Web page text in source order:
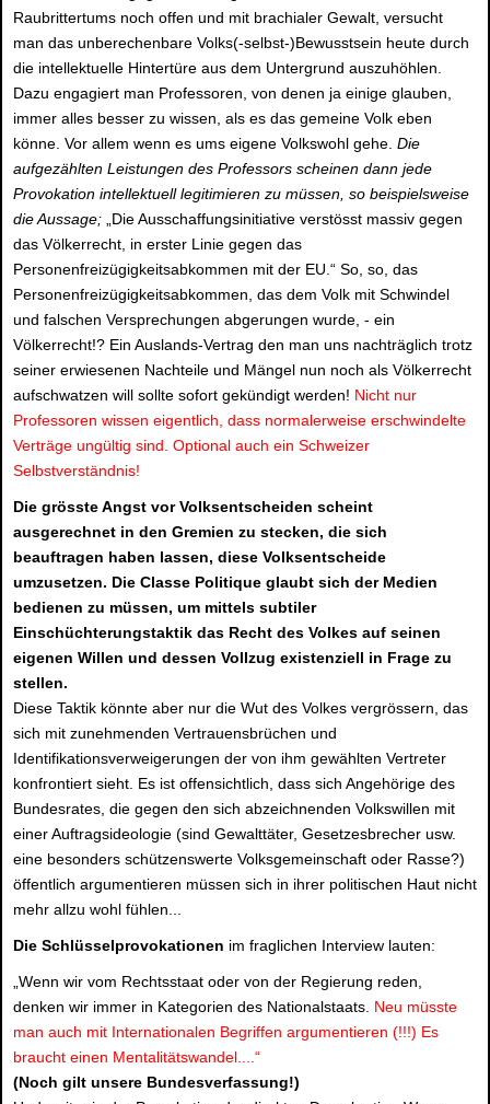
Raubrittertums noch offen und mit brachialer Gewalt, versucht
man das unberechenbare Volks(-selbst-)Bewusstsein heute durch
die intellektuelle Hintertüre aus dem Untergrund auszuhöhlen.
Dazu engagiert man Professoren, von denen ja einige glauben,
immer alles besser zu wissen, als es das gemeine Volk eben
könne. Vor allem wenn es ums eigene Volkswohl gehe. Die
aufgezählten Leistungen des Professors scheinen dann jede
Provokation intellektuell legitimieren zu müssen, so beispielsweise
die Aussage; „Die Ausschaffungsinitiative verstösst massiv gegen
das Völkerrecht, in erster Linie gegen das
Personenfreizügigkeitsabkommen mit der EU.“ So, so, das
Personenfreizügigkeitsabkommen, das dem Volk mit Schwindel
und falschen Versprechungen abgerungen wurde, - ein
Völkerrecht!? Ein Auslands-Vertrag den man uns nachträglich trotz
seiner erwiesenen Nachteile und Mängel nun noch als Völkerrecht
aufschwatzen will sollte sofort gekündigt werden! Nicht nur
Professoren wissen eigentlich, dass normalerweise erschwindelte
Verträge ungültig sind. Optional auch ein Schweizer
Selbstverständnis!
Die grösste Angst vor Volksentscheiden scheint
ausgerechnet in den Gremien zu stecken, die sich
beauftragen haben lassen, diese Volksentscheide
umzusetzen. Die Classe Politique glaubt sich der Medien
bedienen zu müssen, um mittels subtiler
Einschüchterungstaktik das Recht des Volkes auf seinen
eigenen Willen und dessen Vollzug existenziell in Frage zu
stellen.
Diese Taktik könnte aber nur die Wut des Volkes vergrössern, das
sich mit zunehmenden Vertrauensbrüchen und
Identifikationsverweigerungen der von ihm gewählten Vertreter
konfrontiert sieht. Es ist offensichtlich, dass sich Angehörige des
Bundesrates, die gegen den sich abzeichnenden Volkswillen mit
einer Auftragsideologie (sind Gewalttäter, Gesetzesbrecher usw.
eine besonders schützenswerte Volksgemeinschaft oder Rasse?)
öffentlich argumentieren müssen sich in ihrer politischen Haut nicht
mehr allzu wohl fühlen...
Die Schlüsselprovokationen im fraglichen Interview lauten:
„Wenn wir vom Rechtsstaat oder von der Regierung reden,
denken wir immer in Kategorien des Nationalstaats. Neu müsste
man auch mit Internationalen Begriffen argumentieren (!!!) Es
braucht einen Mentalitätswandel....“
(Noch gilt unsere Bundesverfassung!)